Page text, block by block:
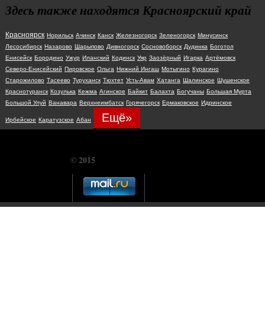
Здесь также находятся Красноярский край
Красноярск Норильск Ачинск Канск Железногорск Зеленогорск Минусинск
Лесосибирск Назарово Шарыпово Дивногорск Сосновоборск Дудинка Боготол
Енисейск Бородино Ужур Иланский Кодинск Уяр Заозёрный Игарка Артёмовск
Северо-Енисейский Пировское Ольга Нижний Ингаш Мотыгино Курагино
Старожилово Тасеево Туруханск Тюхтет Усть-Авам Хатанга Шалинское Шушенское
Краснотуранск Козулька Кежма Агинское Байкит Балахта Богучаны Большая Мурта
Большой Улуй Ванавара Верхнеимбатск Горячегорск Ермаковское Идринское
Ирбейское Каратузское Абан Ещё»
© 2015